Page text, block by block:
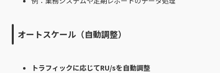
オートスケール（自動調整）
トラフィックに応じてRU/sを自動調整